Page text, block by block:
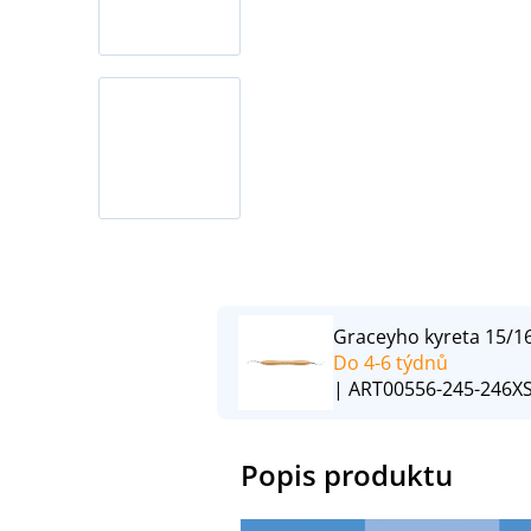
Popis produktu
Graceyho kyreta 15/
Do 4-6 týdnů
| ART00556-245-